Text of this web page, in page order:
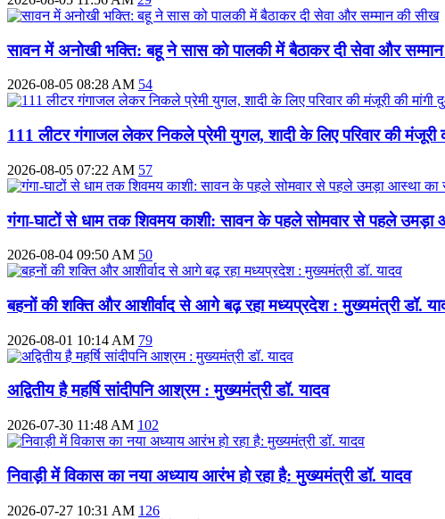
सावन में अनोखी भक्ति: बहू ने सास को पालकी में बैठाकर दी सेवा और
2026-08-05 08:28 AM 54
111 लीटर गंगाजल लेकर निकले प्रेमी युगल, शादी के लिए परिवार की मंजूरी
2026-08-05 07:22 AM 57
गंगा-घाटों से धाम तक शिवमय काशी: सावन के पहले सोमवार से पहले उमड़ा
2026-08-04 09:50 AM 50
बहनों की शक्ति और आशीर्वाद से आगे बढ़ रहा मध्यप्रदेश : मुख्यमंत्री डॉ.
2026-08-01 10:14 AM 79
अद्वितीय है महर्षि सांदीपनि आश्रम : मुख्यमंत्री डॉ. यादव
2026-07-30 11:48 AM 102
निवाड़ी में विकास का नया अध्याय आरंभ हो रहा है: मुख्यमंत्री डॉ. यादव
2026-07-27 10:31 AM 126